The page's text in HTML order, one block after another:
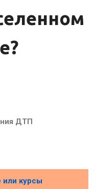
ДТП
или курсы